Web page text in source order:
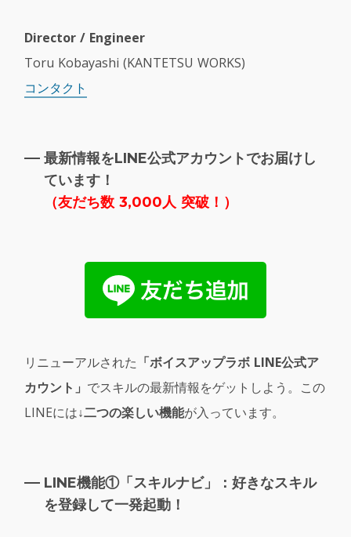
Director / Engineer
Toru Kobayashi (KANTETSU WORKS)
コンタクト
最新情報をLINE公式アカウントでお届けし
ています！
（友だち数 3,000人 突破！）
リニューアルされた 「ボイスアップラボ LINE公式ア
カウント」 でスキルの最新情報をゲットしよう。この
LINEには↓二つの楽しい機能が入っています。
LINE機能①「スキルナビ」：好きなスキル
を登録して一発起動！